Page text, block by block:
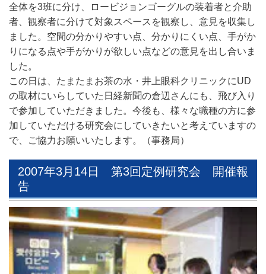
全体を3班に分け、ロービジョンゴーグルの装着者と介助
者、観察者に分けて対象スペースを観察し、意見を収集し
ました。空間の分かりやすい点、分かりにくい点、手がか
りになる点や手がかりが欲しい点などの意見を出し合いま
した。
この日は、たまたまお茶の水・井上眼科クリニックにUD
の取材にいらしていた日経新聞の倉辺さんにも、飛び入り
で参加していただきました。今後も、様々な職種の方に参
加していただける研究会にしていきたいと考えていますの
で、ご協力お願いいたします。（事務局）
2007年3月14日 第3回定例研究会 開催報
告